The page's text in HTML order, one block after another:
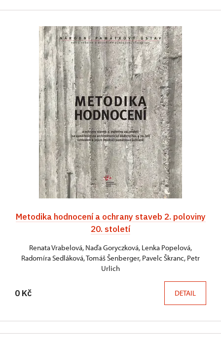
Metodika hodnocení a ochrany staveb 2. poloviny
20. století
Renata Vrabelová, Naďa Goryczková, Lenka Popelová,
Radomíra Sedláková, Tomáš Šenberger, Pavelc Škranc, Petr
Urlich
0 Kč DETAIL